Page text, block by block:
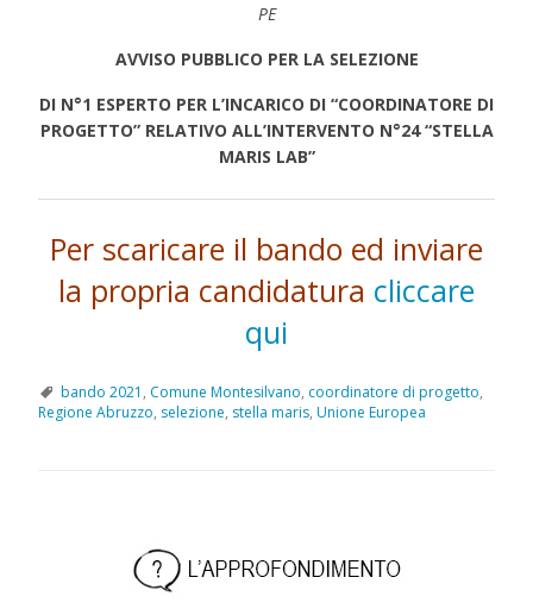
PE
AVVISO PUBBLICO PER LA SELEZIONE
DI N°1 ESPERTO PER L’INCARICO DI “COORDINATORE DI
PROGETTO” RELATIVO ALL’INTERVENTO N°24“STELLA
MARIS LAB”
Per scaricare il bando ed inviare
la propria candidatura cliccare
qui
bando 2021 , Comune Montesilvano, coordinatore di progetto,
Regione Abruzzo, selezione, stella maris,Unione Europea